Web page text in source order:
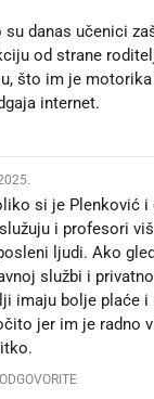
su danas učenici
od strane
što im je
internet.
si je Plenković i
i profesori
ljudi. Ako
službi i
imaju bolje plaće i
jer im je radno
ODGOVORITE